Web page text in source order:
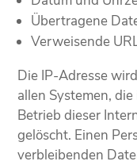
Übertragene
Verweisende
Die IP-Adresse
allen Systemen,
Betrieb dieser
gelöscht. Einen
verbleibenden